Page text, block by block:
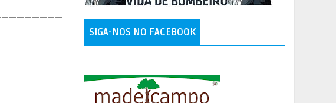
SIGA-NOS NO FACEBOOK